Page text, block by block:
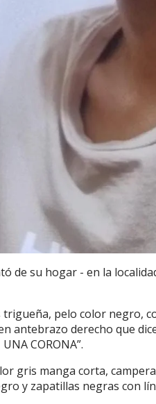
de su hogar - en la
pelo color negro,
antebrazo derecho que
CORONA”.
gris manga corta,
y zapatillas negras con